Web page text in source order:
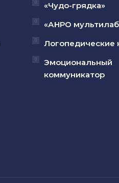
«Чудо-грядка»
«АНРО
Логопедические
Эмоциональный
коммуникатор